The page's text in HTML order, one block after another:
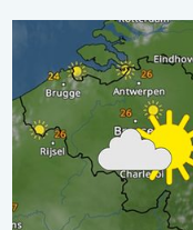
Fraai zomerweer om